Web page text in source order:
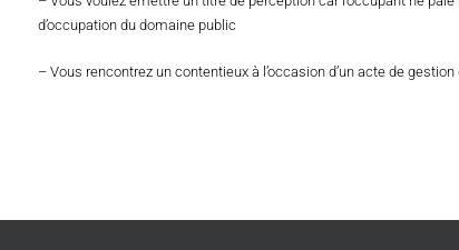
d’occupation du domaine public
– Vous rencontrez un contentieux à l’occasion d’un acte de